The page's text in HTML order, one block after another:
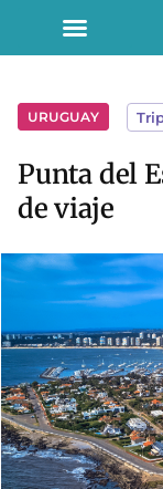
URUGUAY
Punta del
de viaje